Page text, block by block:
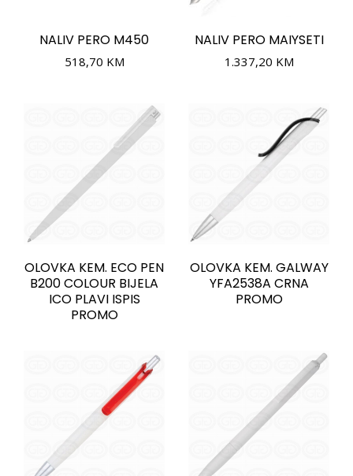
NALIV PERO M450
518,70 KM
NALIV PERO MAIYSETI
1.337,20 KM
OLOVKA KEM. ECO PEN
B200 COLOUR BIJELA
ICO PLAVI ISPIS
PROMO
OLOVKA KEM. GALWAY
YFA2538A CRNA
PROMO